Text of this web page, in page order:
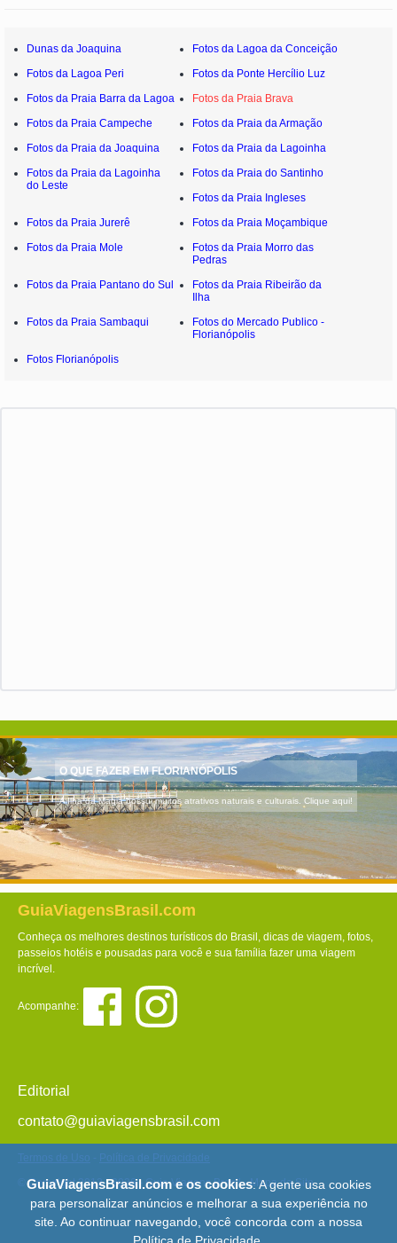
Dunas da Joaquina
Fotos da Lagoa da Conceição
Fotos da Lagoa Peri
Fotos da Ponte Hercílio Luz
Fotos da Praia Barra da Lagoa
Fotos da Praia Brava
Fotos da Praia Campeche
Fotos da Praia da Armação
Fotos da Praia da Joaquina
Fotos da Praia da Lagoinha
Fotos da Praia da Lagoinha
do Leste
Fotos da Praia do Santinho
Fotos da Praia Ingleses
Fotos da Praia Jurerê
Fotos da Praia Moçambique
Fotos da Praia Mole
Fotos da Praia Morro das
Pedras
Fotos da Praia Pantano do Sul
Fotos da Praia Ribeirão da
Ilha
Fotos da Praia Sambaqui
Fotos do Mercado Publico -
Florianópolis
Fotos Florianópolis
O QUE FAZER EM FLORIANÓPOLIS
A Ilha da Magia possui muitos atrativos naturais e culturais. Clique aqui!
GuiaViagensBrasil.com
Conheça os melhores destinos turísticos do Brasil, dicas de viagem, fotos,
passeios hotéis e pousadas para você e sua família fazer uma viagem
incrível.
Acompanhe:
Editorial
contato@guiaviagensbrasil.com
Termos de Uso
Política de Privacidade
© Copyright 2013 - 2026 - Guia Viagens Brasil -Mapa do Site
GuiaViagensBrasil.com e os cookies: A gente usa cookies
para personalizar anúncios e melhorar a sua experiência no
site. Ao continuar navegando, você concorda com a nossa